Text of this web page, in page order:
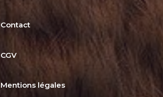
Contact
CGV
Mentions légales